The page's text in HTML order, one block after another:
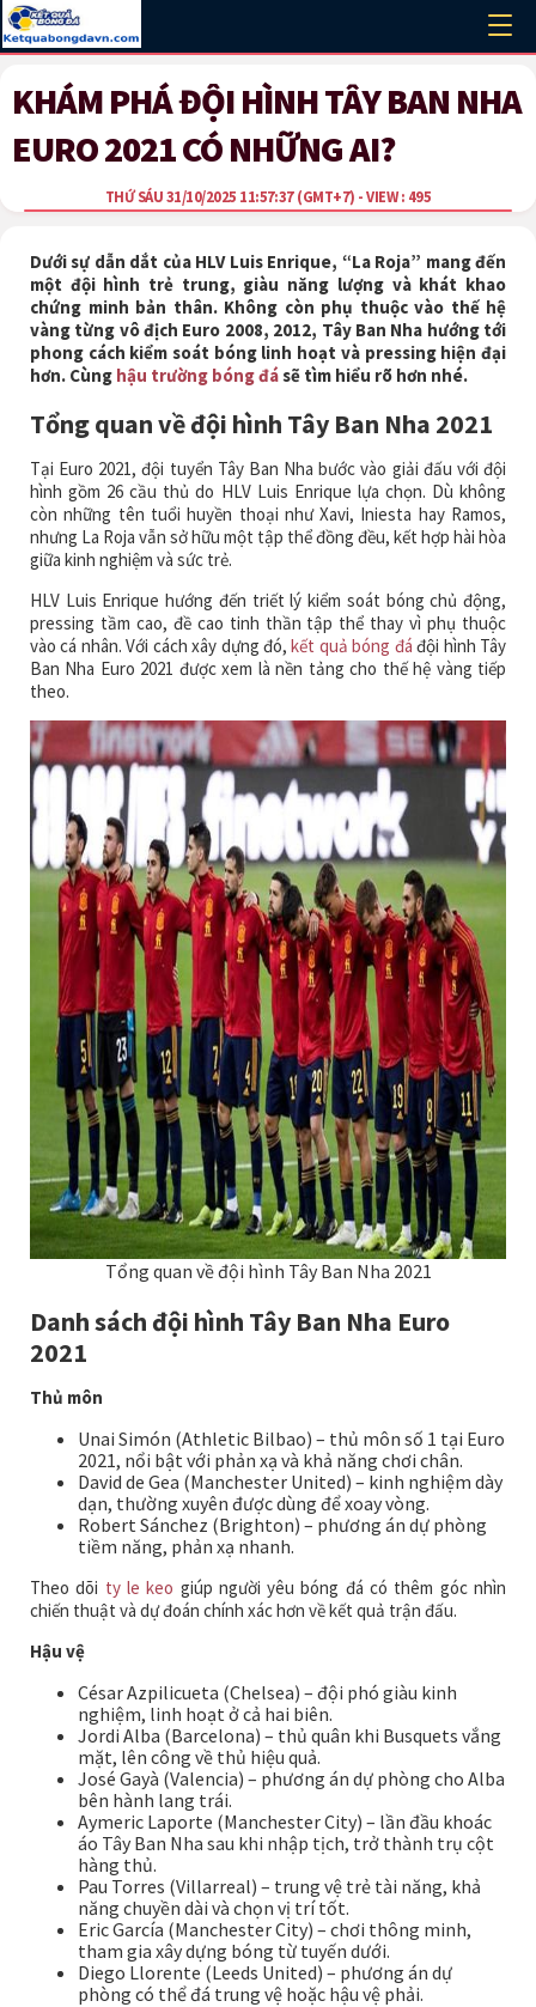
KHÁM PHÁ ĐỘI HÌNH TÂY BAN NHA
EURO 2021 CÓ NHỮNG AI?
THỨ SÁU 31/10/2025 11:57:37(GMT+7) - VIEW : 495
Dưới sự dẫn dắt của HLV Luis Enrique, “La Roja” mang đến
một đội hình trẻ trung, giàu năng lượng và khát khao
chứng minh bản thân. Không còn phụ thuộc vào thế hệ
vàng từng vô địch Euro 2008, 2012, Tây Ban Nha hướng tới
phong cách kiểm soát bóng linh hoạt và pressing hiện đại
hơn. Cùng hậu trường bóng đásẽ tìm hiểu rõ hơn nhé.
Tổng quan về đội hình Tây Ban Nha 2021
Tại Euro 2021, đội tuyển Tây Ban Nha bước vào giải đấu với đội
hình gồm 26 cầu thủ do HLV Luis Enrique lựa chọn. Dù không
còn những tên tuổi huyền thoại như Xavi, Iniesta hay Ramos,
nhưng La Roja vẫn sở hữu một tập thể đồng đều, kết hợp hài hòa
giữa kinh nghiệm và sức trẻ.
HLV Luis Enrique hướng đến triết lý kiểm soát bóng chủ động,
pressing tầm cao, đề cao tinh thần tập thể thay vì phụ thuộc
vào cá nhân. Với cách xây dựng đó,kết quả bóng đá đội hình Tây
Ban Nha Euro 2021 được xem là nền tảng cho thế hệ vàng tiếp
theo.
Tổng quan về đội hình Tây Ban Nha 2021
Danh sách đội hình Tây Ban Nha Euro
2021
Thủ môn
Unai Simón (Athletic Bilbao) – thủ môn số 1 tại Euro
2021, nổi bật với phản xạ và khả năng chơi chân.
David de Gea (Manchester United) – kinh nghiệm dày
dạn, thường xuyên được dùng để xoay vòng.
Robert Sánchez (Brighton) – phương án dự phòng
tiềm năng, phản xạ nhanh.
Theo dõi ty le keo giúp người yêu bóng đá có thêm góc nhìn
chiến thuật và dự đoán chính xác hơn về kết quả trận đấu.
Hậu vệ
César Azpilicueta (Chelsea) – đội phó giàu kinh
nghiệm, linh hoạt ở cả hai biên.
Jordi Alba (Barcelona) – thủ quân khi Busquets vắng
mặt, lên công về thủ hiệu quả.
José Gayà (Valencia) – phương án dự phòng cho Alba
bên hành lang trái.
Aymeric Laporte (Manchester City) – lần đầu khoác
áo Tây Ban Nha sau khi nhập tịch, trở thành trụ cột
hàng thủ.
Pau Torres (Villarreal) – trung vệ trẻ tài năng, khả
năng chuyền dài và chọn vị trí tốt.
Eric García (Manchester City) – chơi thông minh,
tham gia xây dựng bóng từ tuyến dưới.
Diego Llorente (Leeds United) – phương án dự
phòng có thể đá trung vệ hoặc hậu vệ phải.